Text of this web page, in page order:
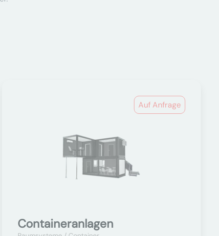
Auf Anfrage
Containeranlagen